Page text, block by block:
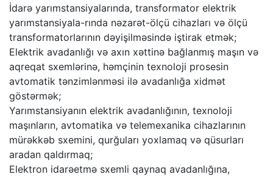
İdarə yarımstansiyalarında, transformator elektrik
yarımstansiyala-rında nəzarət-ölçü cihazları və ölçü
transformatorlarının dəyişilməsində iştirak etmək;
Elektrik avadanlığı və axın xəttinə bağlanmış maşın və
aqreqat sxemlərinə, həmçinin texnoloji prosesin
avtomatik tənzimlənməsi ilə avadanlığa xidmət
göstərmək;
Yarımstansiyanın elektrik avadanlığının, texnoloji
maşınların, avtomatika və telemexanika cihazlarının
mürəkkəb sxemini, qurğuları yoxlamaq və qüsurları
aradan qaldırmaq;
Elektron idarəetmə sxemli qaynaq avadanlığına,